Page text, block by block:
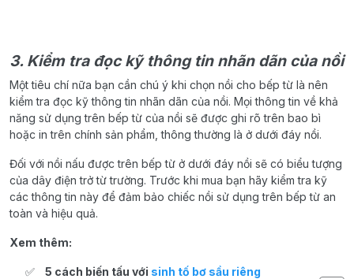
3. Kiểm tra đọc kỹ thông tin nhãn dãn của nồi
Một tiêu chí nữa bạn cần chú ý khi chọn nồi cho bếp từ là nên
kiểm tra đọc kỹ thông tin nhãn dãn của nồi. Mọi thông tin về khả
năng sử dụng trên bếp từ của nồi sẽ được ghi rõ trên bao bì
hoặc in trên chính sản phẩm, thông thường là ở dưới đáy nồi.
Đối với nồi nấu được trên bếp từ ở dưới đáy nồi sẽ có biểu tượng
của dây điện trở từ trường. Trước khi mua bạn hãy kiểm tra kỹ
các thông tin này để đảm bảo chiếc nồi sử dụng trên bếp từ an
toàn và hiệu quả.
Xem thêm:
5 cách biến tấu với sinh tố bơ sầu riêng